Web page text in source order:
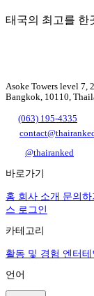
태국의 최고를 한
Asoke Towers level 7,
Bangkok, 10110,
(063) 195-4335
@thairanked
바로가기
홈 회사 소개 문의하
스 로그인
카테고리
활동 및 경험 엔터테
언어